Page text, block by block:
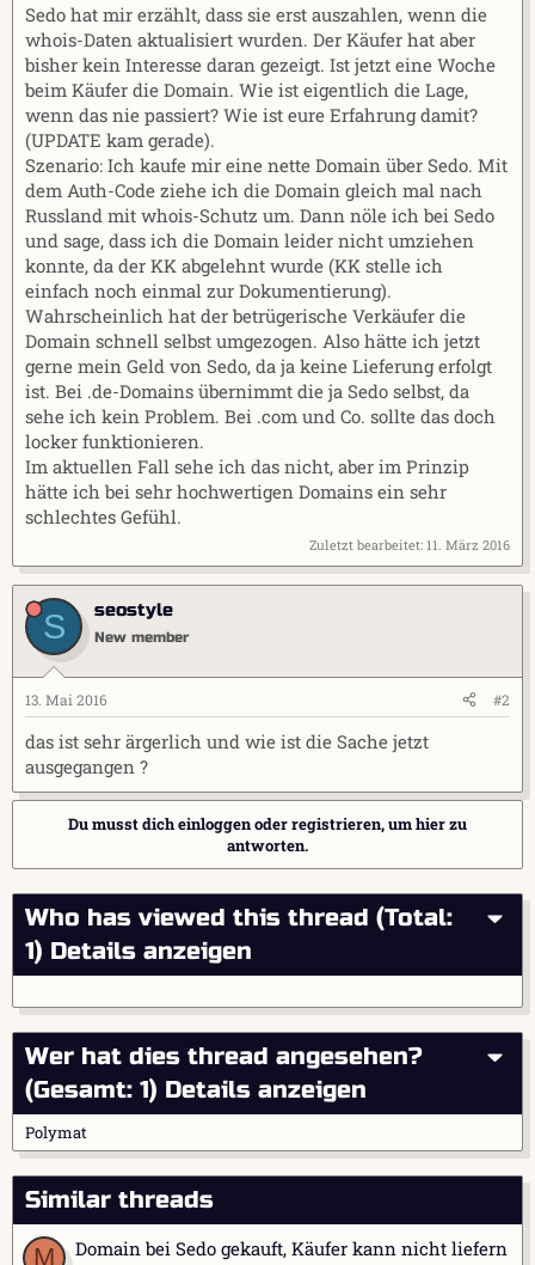
Sedo hat mir erzählt, dass sie erst auszahlen, wenn die
whois-Daten aktualisiert wurden. Der Käufer hat aber
bisher kein Interesse daran gezeigt. Ist jetzt eine Woche
beim Käufer die Domain. Wie ist eigentlich die Lage,
wenn das nie passiert? Wie ist eure Erfahrung damit?
(UPDATE kam gerade).
Szenario: Ich kaufe mir eine nette Domain über Sedo. Mit
dem Auth-Code ziehe ich die Domain gleich mal nach
Russland mit whois-Schutz um. Dann nöle ich bei Sedo
und sage, dass ich die Domain leider nicht umziehen
konnte, da der KK abgelehnt wurde (KK stelle ich
einfach noch einmal zur Dokumentierung).
Wahrscheinlich hat der betrügerische Verkäufer die
Domain schnell selbst umgezogen. Also hätte ich jetzt
gerne mein Geld von Sedo, da ja keine Lieferung erfolgt
ist. Bei .de-Domains übernimmt die ja Sedo selbst, da
sehe ich kein Problem. Bei .com und Co. sollte das doch
locker funktionieren.
Im aktuellen Fall sehe ich das nicht, aber im Prinzip
hätte ich bei sehr hochwertigen Domains ein sehr
schlechtes Gefühl.
Zuletzt bearbeitet: 11. März 2016
S seostyle
New member
13. Mai 2016 #2
das ist sehr ärgerlich und wie ist die Sache jetzt
ausgegangen ?
Du musst dich einloggen oder registrieren, um hier zu
antworten.
Who has viewed this thread (Total:
1) Details anzeigen
Wer hat dies thread angesehen?
(Gesamt: 1) Details anzeigen
Polymat
Similar threads
M
Domain bei Sedo gekauft, Käufer kann nicht liefern